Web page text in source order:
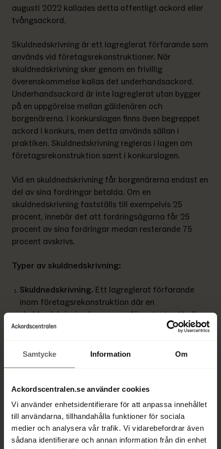
Samtycke Information Om
Ackordscentralen.se använder cookies
Vi använder enhetsidentifierare för att anpassa innehållet
till användarna, tillhandahålla funktioner för sociala
medier och analysera vår trafik. Vi vidarebefordrar även
sådana identifierare och annan information från din enhet
augusti 2022 kallades detta offentligt ackord eller
tvångsackord.
Skuldnedskrivning är ett lagreglerat förfarande som
används vid företagsrekonstruktioner. När
skuldnedskrivning sker genom en frivillig
överenskommelse kallas det underhandsackord.
Underhandsackord är inte lagreglerat utan bygger
på en uppgörelse mellan gäldenären och
borgenärerna. I konkurslagen finns även begreppet
ackord i konkurs, men detta används sällan i
praktiken. Skuldnedskrivning regleras i lagen om
företagsrekonstruktion samt i konkurslagen.
Vid en skuldnedskrivning får borgenärerna endast en
del av sina fordringar betalda. Om en
skuldnedskrivning fastställs till exempelvis 25
procent, innebär det att fordringsägarna får 25
procent av sina fordringar medan resterande 75
procent avskrivs.
Typer av skuldnedskrivning:
Skuldnedskrivning. Ett lagreglerat förfarande
inom företagsrekonstruktion där en
skuldnedskrivning kan genomföras trots att alla
borgenärer inte accepterar planen. Gäldenären
skuldnedskrivning, som fastställs av domstolen.
gäldenären och borgenärerna där en del av
skulderna skrivs av. Detta är inte reglerat enligt
lag och fungerar bäst när antalet borgenärer är
begränsat. Förfarandet sker utanför domstol.